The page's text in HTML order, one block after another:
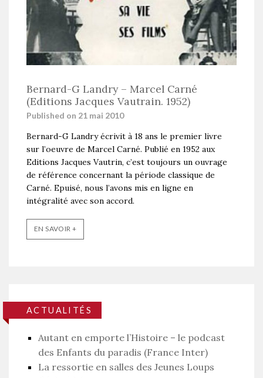
Bernard-G Landry – Marcel Carné
(Editions Jacques Vautrain. 1952)
Published on 21 mai 2010
Bernard-G Landry écrivit à 18 ans le premier livre
sur l’oeuvre de Marcel Carné. Publié en 1952 aux
Editions Jacques Vautrin, c’est toujours un ouvrage
de référence concernant la période classique de
Carné. Epuisé, nous l’avons mis en ligne en
intégralité avec son accord.
EN SAVOIR +
ACTUALITÉS
Autant en emporte l’Histoire – le podcast
des Enfants du paradis (France Inter)
La ressortie en salles des Jeunes Loups